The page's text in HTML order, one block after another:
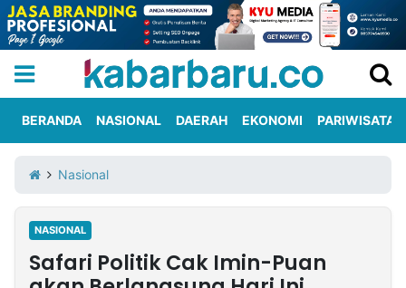
Iklan
Berita
Kami
Nasional
International
Olahraga
Entertainment
Daerah
Pariwisata
Kuliner
Kolom
BERANDA NASIONAL DAERAH EKONOMI PARIWISATA
Nasional
NASIONAL
Safari Politik Cak Imin-Puan